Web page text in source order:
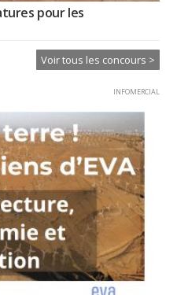
pour les
Voir tous les concours >
INFOMERCIAL